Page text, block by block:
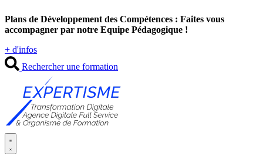
au
contenu
Plans de Développement des Compétences : Faites vous
accompagner par notre Equipe Pédagogique !
+ d'infos
Rechercher une formation